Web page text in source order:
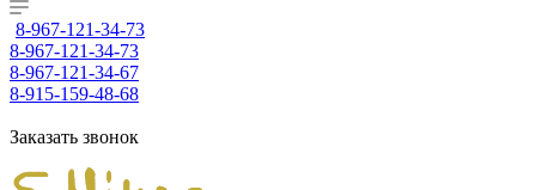
8-967-121-34-73
8-967-121-34-73
8-967-121-34-67
8-915-159-48-68
Заказать звонок